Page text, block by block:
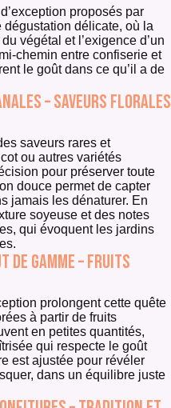
proposés par
délicate, où la
végétal et l’exigence d’un
chemin entre confiserie et
le goût dans ce qu’il a de
– saveurs florales
saveurs rares et
ou autres variétés
pour préserver toute
douce permet de capter
jamais les dénaturer. En
soyeuse et des notes
qui évoquent les jardins
gamme – fruits
prolongent cette quête
à partir de fruits
en petites quantités,
qui respecte le goût
est ajustée pour révéler
dans un équilibre juste